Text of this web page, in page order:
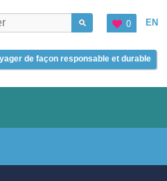
EN
0
de façon responsable et durable